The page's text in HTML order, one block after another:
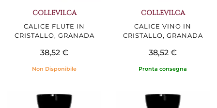
COLLEVILCA
CALICE FLUTE IN
CRISTALLO, GRANADA
38,52 €
Non Disponibile
COLLEVILCA
CALICE VINO IN
CRISTALLO, GRANADA
38,52 €
Pronta consegna